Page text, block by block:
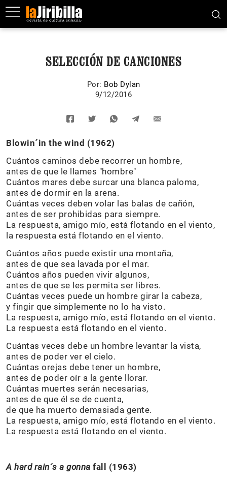
SELECCIÓN DE CANCIONES
Por: Bob Dylan
9/12/2016
Blowin´in the wind (1962)
Cuántos caminos debe recorrer un hombre,
antes de que le llames "hombre"
Cuántos mares debe surcar una blanca paloma,
antes de dormir en la arena.
Cuántas veces deben volar las balas de cañón,
antes de ser prohibidas para siempre.
La respuesta, amigo mío, está flotando en el viento,
la respuesta está flotando en el viento.
Cuántos años puede existir una montaña,
antes de que sea lavada por el mar.
Cuántos años pueden vivir algunos,
antes de que se les permita ser libres.
Cuántas veces puede un hombre girar la cabeza,
y fingir que simplemente no lo ha visto.
La respuesta, amigo mío, está flotando en el viento.
La respuesta está flotando en el viento.
Cuántas veces debe un hombre levantar la vista,
antes de poder ver el cielo.
Cuántas orejas debe tener un hombre,
antes de poder oír a la gente llorar.
Cuántas muertes serán necesarias,
antes de que él se de cuenta,
de que ha muerto demasiada gente.
La respuesta, amigo mío, está flotando en el viento.
La respuesta está flotando en el viento.
A hard rain´s a gonna fall (1963)